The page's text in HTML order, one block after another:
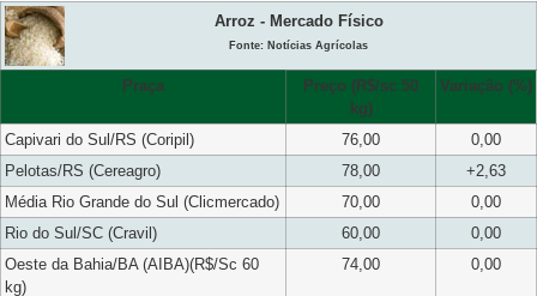
Arroz - Mercado Físico
Fonte: Notícias Agrícolas
Praça
Preço (R$/sc 50
kg)
Variação (%)
Capivari do Sul/RS (Coripil) 76,00
0,00
Pelotas/RS (Cereagro)
78,00
+2,63
Média Rio Grande do Sul (Clicmercado)
70,00
0,00
Rio do Sul/SC (Cravil)
60,00
0,00
Oeste da Bahia/BA (AIBA)(R$/Sc 60
kg)
74,00 0,00